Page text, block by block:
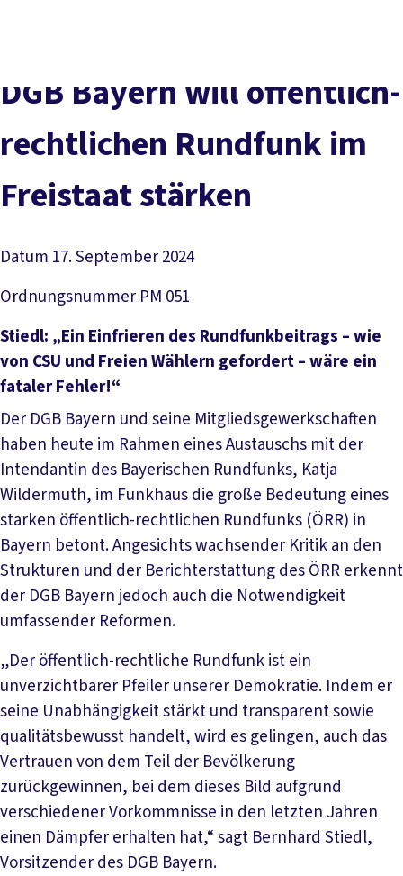
Service
Mitmachen
DGB Bay­ern will öf­fent­lich-
recht­li­chen Rund­funk im
Frei­staat stär­ken
Datum 17. September 2024
Ordnungsnummer PM 051
Stiedl: „Ein Einfrieren des Rundfunkbeitrags – wie
von CSU und Freien Wählern gefordert – wäre ein
fataler Fehler!“
Der DGB Bayern und seine Mitgliedsgewerkschaften
haben heute im Rahmen eines Austauschs mit der
Intendantin des Bayerischen Rundfunks, Katja
Wildermuth, im Funkhaus die große Bedeutung eines
starken öffentlich-rechtlichen Rundfunks (ÖRR) in
Bayern betont. Angesichts wachsender Kritik an den
Strukturen und der Berichterstattung des ÖRR erkennt
der DGB Bayern jedoch auch die Notwendigkeit
umfassender Reformen.
„Der öffentlich-rechtliche Rundfunk ist ein
unverzichtbarer Pfeiler unserer Demokratie. Indem er
seine Unabhängigkeit stärkt und transparent sowie
qualitätsbewusst handelt, wird es gelingen, auch das
Vertrauen von dem Teil der Bevölkerung
zurückgewinnen, bei dem dieses Bild aufgrund
verschiedener Vorkommnisse in den letzten Jahren
einen Dämpfer erhalten hat,“ sagt Bernhard Stiedl,
Vorsitzender des DGB Bayern.